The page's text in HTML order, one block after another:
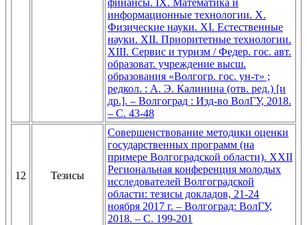
информационные технологии. X.
Физические науки. XI. Естественные
науки. XII. Приоритетные технологии.
XIII. Сервис и туризм / Федер. гос. авт.
образоват. учреждение высш.
образования «Волгогр. гос. ун-т» ;
редкол. : А. Э. Калинина (отв. ред.) [и
др.]. – Волгоград : Изд-во ВолГУ, 2018.
– С. 43-48
12 Тезисы
Совершенствование методики оценки
государственных программ (на
примере Волгоградской области). XXII
Региональная конференция молодых
исследователей Волгоградской
области: тезисы докладов, 21-24
ноября 2017 г. – Волгоград: ВолГУ,
2018. – С. 199-201